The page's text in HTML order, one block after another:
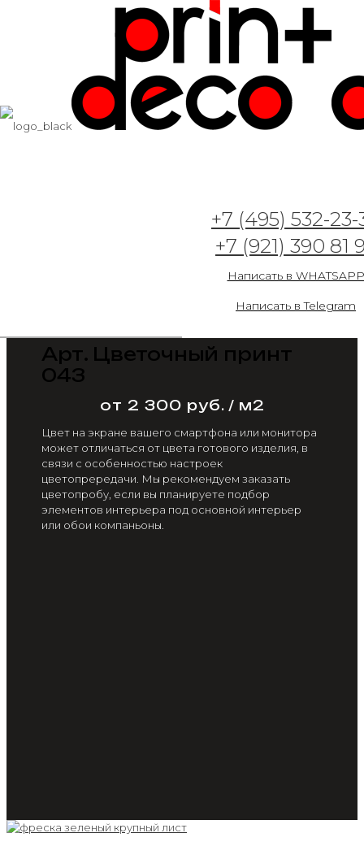
+7 (495) 532-23-
+7 (921) 390 81
Написать в WHATSAPP
Написать в Telegram
Арт. Цветочный принт
043
от 2 300 руб. / м2
Цвет на экране вашего смартфона или монитора
может отличаться от цвета готового изделия, в
связи с особенностью настроек
цветопрередачи. Мы рекомендуем заказать
цветопробу, если вы планируете подбор
элементов интерьера под основной интерьер
или обои компаньоны.